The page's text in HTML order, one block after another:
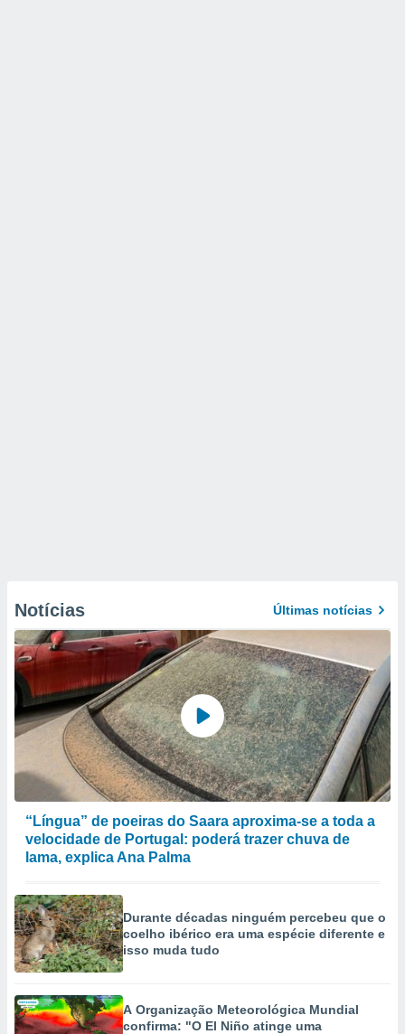
Notícias Últimas notícias
“Língua” de poeiras do Saara aproxima-se a toda a
velocidade de Portugal: poderá trazer chuva de
lama, explica Ana Palma
Durante décadas ninguém percebeu que o
coelho ibérico era uma espécie diferente e
isso muda tudo
A Organização Meteorológica Mundial
confirma: "O El Niño atinge uma